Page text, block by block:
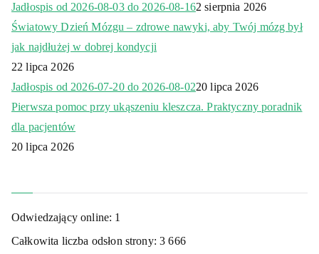
Jadłospis od 2026-08-03 do 2026-08-162 sierpnia 2026
Światowy Dzień Mózgu – zdrowe nawyki, aby Twój mózg był
jak najdłużej w dobrej kondycji
22 lipca 2026
Jadłospis od 2026-07-20 do 2026-08-0220 lipca 2026
Pierwsza pomoc przy ukąszeniu kleszcza. Praktyczny poradnik
dla pacjentów
20 lipca 2026
Odwiedzający online: 1
Całkowita liczba odsłon strony:3 666